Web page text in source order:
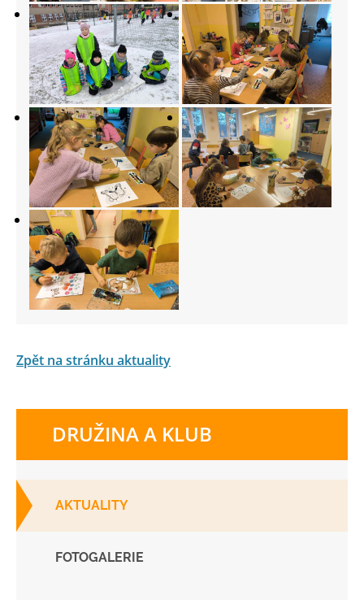
Zpět na stránku aktuality
DRUŽINA A KLUB
AKTUALITY
FOTOGALERIE